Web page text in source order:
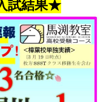
試結果★